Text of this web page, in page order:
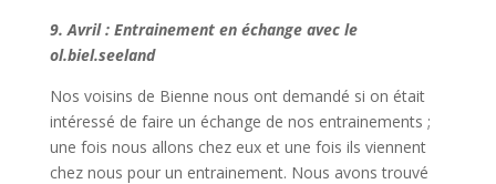
9. Avril : Entrainement en échange avec le
ol.biel.seeland
Nos voisins de Bienne nous ont demandé si on était
intéressé de faire un échange de nos entrainements ;
une fois nous allons chez eux et une fois ils viennent
chez nous pour un entrainement. Nous avons trouvé